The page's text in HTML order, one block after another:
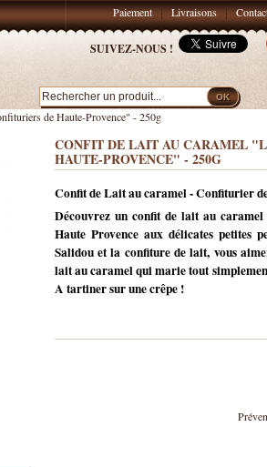
Paiement Livraisons
SUIVEZ-NOUS !
de Haute-Provence" - 250g
CONFIT DE LAIT AU CARAMEL
HAUTE-PROVENCE" - 250G
Confit de Lait au caramel - Confiturier
Découvrez un confit de lait au
Haute Provence aux délicates petites
Salidou et la confiture de lait, vous
lait au caramel qui marie tout
A tartiner sur une crêpe !